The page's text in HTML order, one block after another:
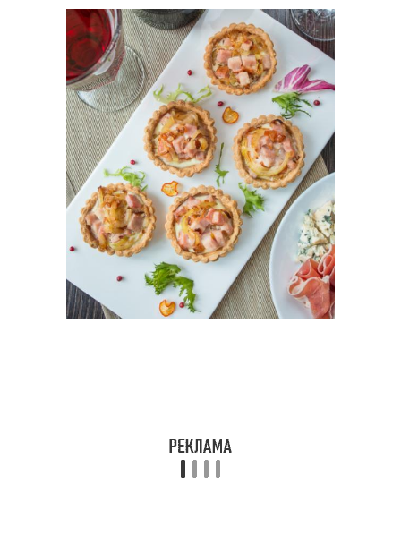
Начинки для тарталеток Тарталетки из семги
Вкусный рецепт Закусочные тарталетки
Тарталетки с крабовым
мясом
Тарталетки с авокадо